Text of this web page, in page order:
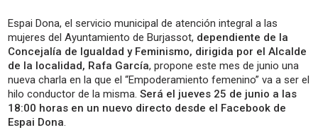
Espai Dona, el servicio municipal de atención integral a las
mujeres del Ayuntamiento de Burjassot, dependiente de la
Concejalía de Igualdad y Feminismo, dirigida por el Alcalde
de la localidad, Rafa García, propone este mes de junio una
nueva charla en la que el “Empoderamiento femenino” va a ser el
hilo conductor de la misma.Será el jueves 25 de junio a las
18:00 horas en un nuevo directo desde el Facebook de
Espai Dona.